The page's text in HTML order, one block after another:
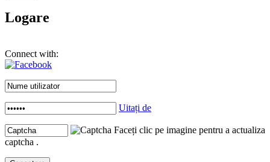
Logare
Connect with:
Uitați de
Faceți clic pe imagine pentru a actualiza
captcha .